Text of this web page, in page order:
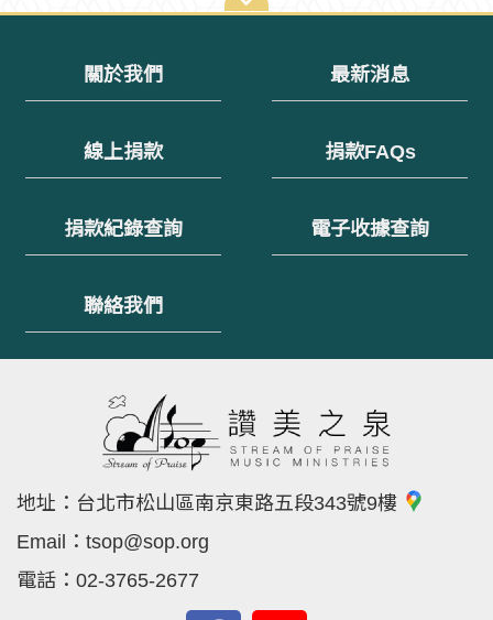
關於我們 最新消息
線上捐款 捐款FAQs
捐款紀錄查詢 電子收據查詢
聯絡我們
地址： 台北市松山區南京東路五段343號9樓
Email： tsop@sop.org
電話： 02-3765-2677